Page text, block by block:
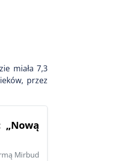
miała 7,3
przez
„Nową
Mirbud